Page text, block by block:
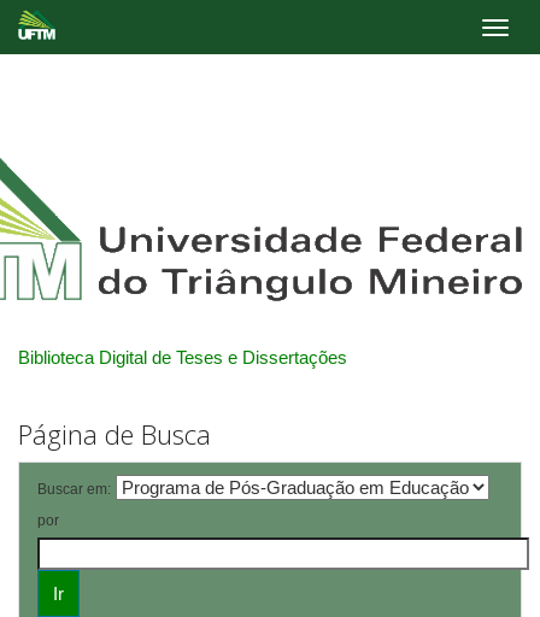
Biblioteca Digital de Teses e Dissertações
Página de Busca
Buscar em:
por